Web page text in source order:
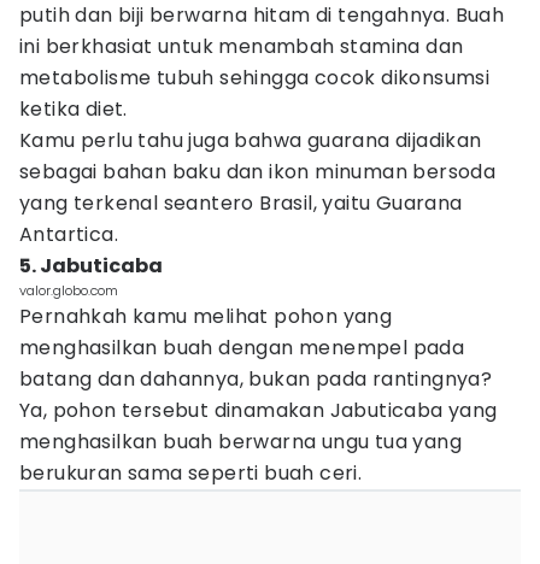
putih dan biji berwarna hitam di tengahnya. Buah
ini berkhasiat untuk menambah stamina dan
metabolisme tubuh sehingga cocok dikonsumsi
ketika diet.
Kamu perlu tahu juga bahwa guarana dijadikan
sebagai bahan baku dan ikon minuman bersoda
yang terkenal seantero Brasil, yaitu Guarana
Antartica.
5. Jabuticaba
valor.globo.com
Pernahkah kamu melihat pohon yang
menghasilkan buah dengan menempel pada
batang dan dahannya, bukan pada rantingnya?
Ya, pohon tersebut dinamakan Jabuticaba yang
menghasilkan buah berwarna ungu tua yang
berukuran sama seperti buah ceri.